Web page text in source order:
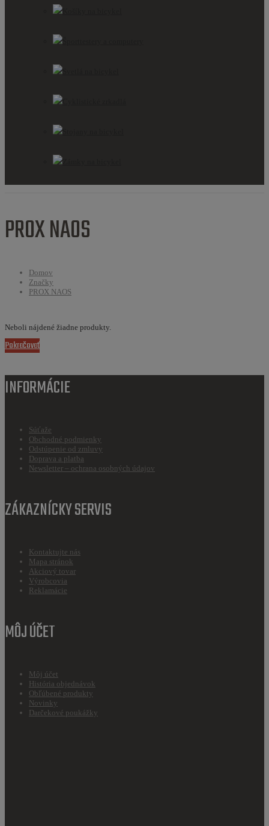
PROX NAOS
Domov
Značky
PROX NAOS
Neboli nájdené žiadne produkty.
Pokračovať
INFORMÁCIE
Súťaže
Obchodné podmienky
Odstúpenie od zmluvy
Doprava a platba
Newsletter – ochrana osobných údajov
ZÁKAZNÍCKY SERVIS
Kontaktujte nás
Mapa stránok
Akciový tovar
Výrobcovia
Reklamácie
MÔJ ÚČET
Môj účet
História objednávok
Obľúbené produkty
Novinky
Darčekové poukážky